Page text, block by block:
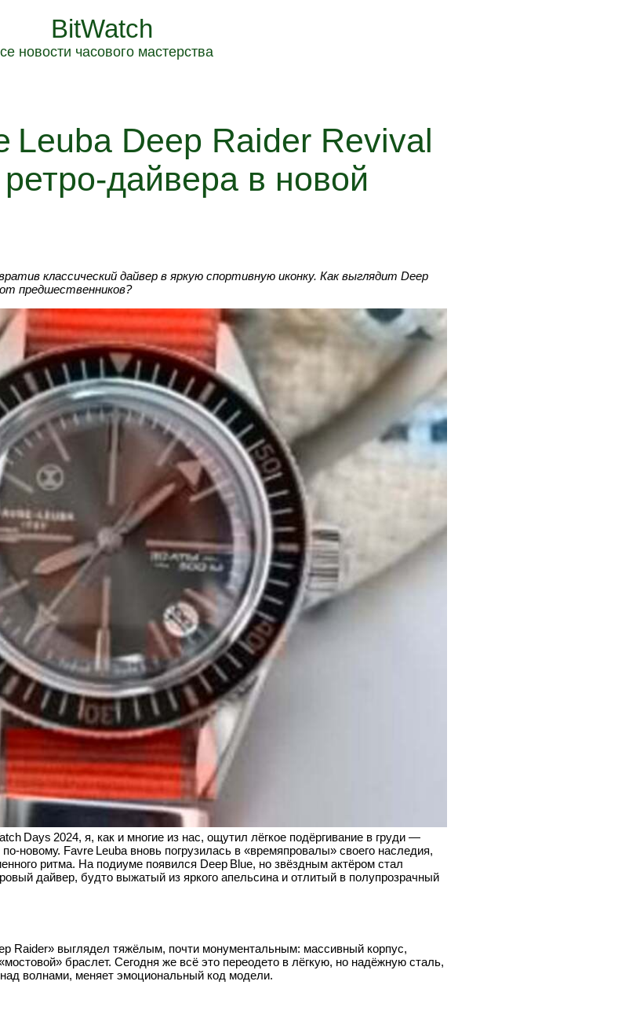
BitWatch
новости часового мастерства
Leuba Deep Raider Revival
в новой
классический дайвер в яркую спортивную иконку. Как выглядит Deep
предшественников?
Days 2024, я, как и многие из нас, ощутил лёгкое подёргивание в груди —
Favre Leuba вновь погрузилась в «времяпровалы» своего наследия,
ритма. На подиуме появился Deep Blue, но звёздным актёром стал
дайвер, будто выжатый из яркого апельсина и отлитый в полупрозрачный
Raider» выглядел тяжёлым, почти монументальным: массивный корпус,
браслет. Сегодня же всё это переодето в лёгкую, но надёжную сталь,
волнами, меняет эмоциональный код модели.